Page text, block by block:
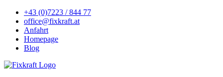
+43 (0)7223 / 844 77
office@fixkraft.at
Anfahrt
Homepage
Blog